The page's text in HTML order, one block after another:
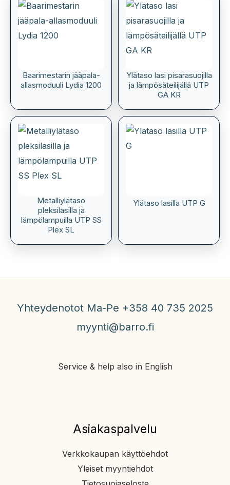
Baarimestarin jääpala-
allasmoduuli Lydia 1200
Ylätaso lasi pisarasuojilla
ja lämpösäteilijällä UTP
GA KR
Metalliylätaso
pleksilasilla ja
lämpölampuilla UTP SS
Plex SL
Ylätaso lasilla UTP G
Yhteydenotot Ma-Pe +358 40 735 2025
myynti@barro.fi
Service & help also in English
Asiakaspalvelu
Verkkokaupan käyttöehdot
Yleiset myyntiehdot